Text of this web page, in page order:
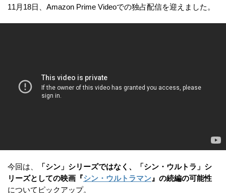
11月18日、Amazon Prime Videoでの独占配信を迎えました。
今回は、
「シン」シリーズではなく、「シン・ウルトラ」シ
リーズとしての映画『シン・ウルトラマン 』の続編の可能性
についてピックアップ。